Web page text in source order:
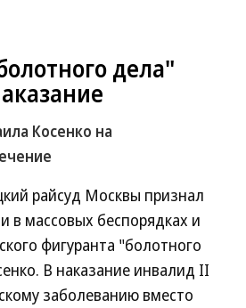
дела"
Косенко на
райсуд Москвы признал
в массовых беспорядках и
фигуранта "болотного
В наказание инвалид II
заболеванию вместо